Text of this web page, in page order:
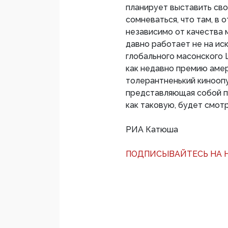
планирует выставить
сомневаться, что там, в
независимо от качества
давно работает не на
глобального
как недавно премию
толерантненький
представляющая собой
как таковую, будет
РИА Катюша
ПОДПИСЫВАЙТЕСЬ НА